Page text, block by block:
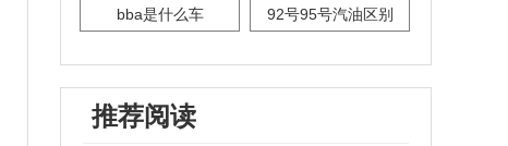
bba是什么车 92号95号汽油区别
推荐阅读